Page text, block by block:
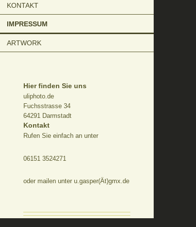
KONTAKT
IMPRESSUM
ARTWORK
Hier finden Sie uns
uliphoto.de
Fuchsstrasse 34
64291 Darmstadt
Kontakt
Rufen Sie einfach an unter
06151 3524271
oder mailen unter u.gasper(Ät)gmx.de